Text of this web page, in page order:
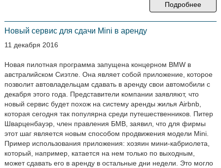
Подробнее
Новый сервис для сдачи Mini в аренду
11 декабря 2016
Новая пилотная программа запущена концерном BMW в
австралийском Сиэтле. Она являет собой приложение, которое
позволит автовладельцам сдавать в аренду свои автомобили с
декабря этого года. Представители компании заявляют, что
новый сервис будет похож на систему аренды жилья Airbnb,
которая сегодня так популярна среди путешественников. Питер
Шварценбауэр, член правления БМВ, заявил, что для фирмы
этот шаг является новым способом продвижения модели Mini.
Пример использования приложения: хозяин мини-кабриолета,
который, например, катается на нем только по выходным,
может сдавать его в аренду в остальные дни недели. Это могло